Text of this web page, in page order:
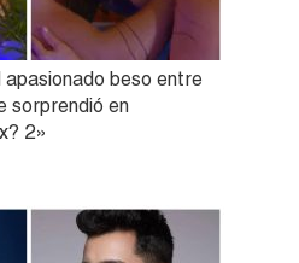
beso entre
sorprendió en
2»